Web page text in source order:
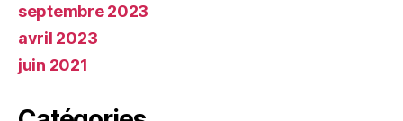
septembre 2023
avril 2023
juin 2021